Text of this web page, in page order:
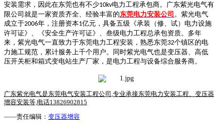
安装需求，因此在东莞也有不少10kv电力工程承包商。广东紫光电气有
限公司就是一家资质齐全、经验丰富的东莞电力安装公司 。紫光电气
成立于2006年，注册资本1亿元，具备五级《承装（修、试）电力设施
许可证》、《安全生产许可证》、叁级电力工程总承包资质。多年
来，紫光电气一直致力于东莞电力工程安装，熟悉东莞32个镇区的电
力施工规范，累计服务上千个用户。同时紫光电气也是变压器、高低
压开关柜和箱式变电站生产厂家，是电力工程与设备综合服务商。
广东紫光电气是东莞电气安装工程公司 ,专业承接东莞电力安装工程、变压器
增容安装等,电话13826902815
——责任编辑： 变压器增容